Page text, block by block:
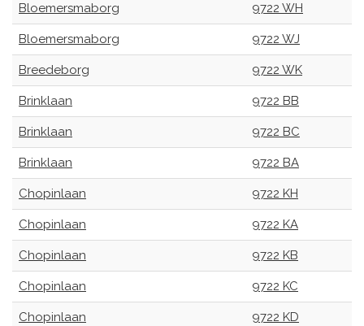
Bloemersmaborg 9722 WH
Bloemersmaborg 9722 WJ
Breedeborg 9722 WK
Brinklaan 9722 BB
Brinklaan 9722 BC
Brinklaan 9722 BA
Chopinlaan 9722 KH
Chopinlaan 9722 KA
Chopinlaan 9722 KB
Chopinlaan 9722 KC
Chopinlaan 9722 KD